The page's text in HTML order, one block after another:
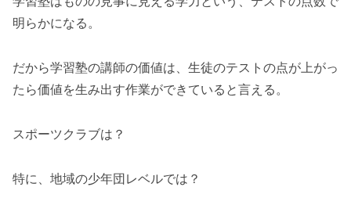
明らかになる。
だから学習塾の講師の価値は、生徒のテストの点が上がっ
たら価値を生み出す作業ができていると言える。
スポーツクラブは？
特に、地域の少年団レベルでは？